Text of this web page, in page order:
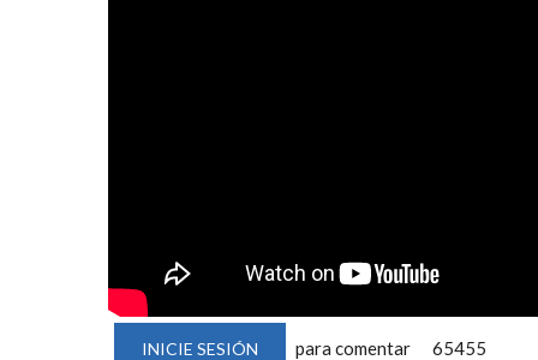
INICIE SESIÓN para comentar 65455